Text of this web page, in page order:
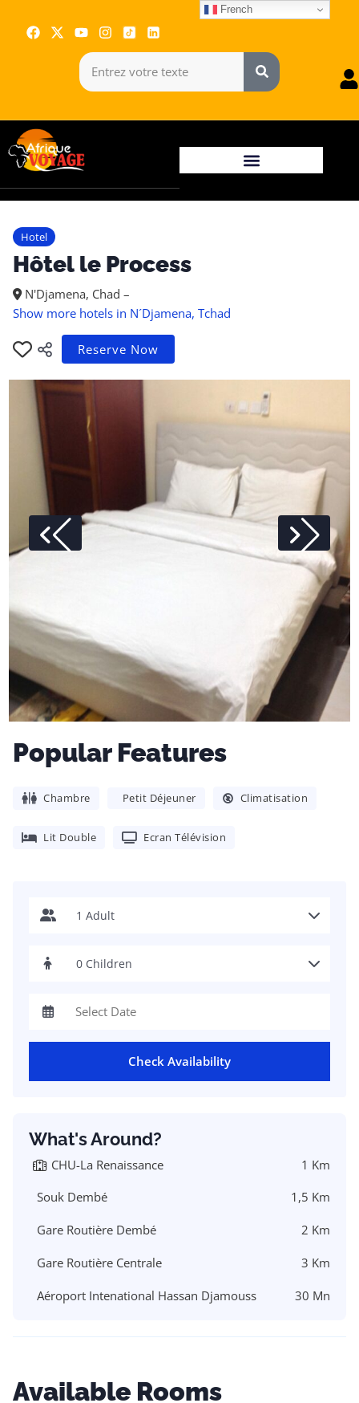
Hotel
Hôtel le Process
N'Djamena, Chad –
Show more hotels in N´Djamena, Tchad
Popular Features
Chambre Petit Déjeuner Climatisation
Lit Double Ecran Télévision
Check Availability
What's Around?
CHU-La Renaissance
1 Km
Souk Dembé
1,5 Km
Gare Routière Dembé 2 Km
Gare Routière Centrale 3 Km
Aéroport Intenational Hassan Djamouss 30 Mn
Available Rooms
French